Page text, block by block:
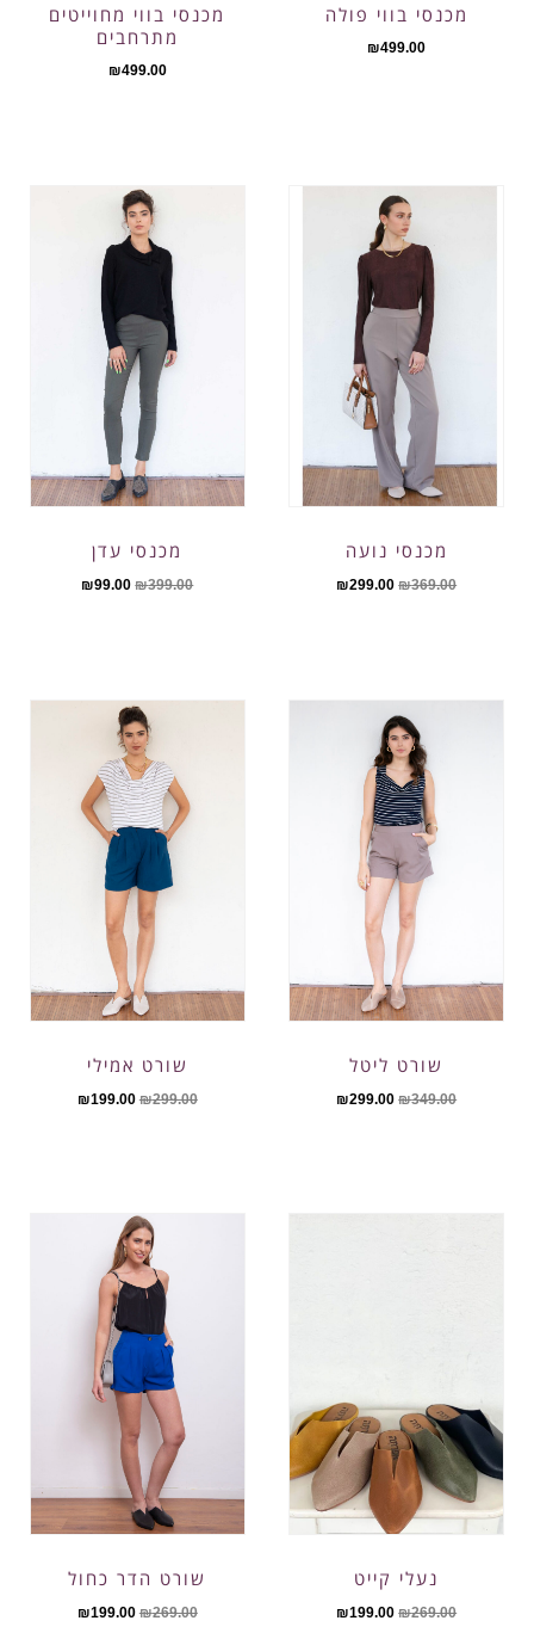
מכנסי בווי פולה
₪499.00
מכנסי בווי מחוייטים
מתרחבים
₪499.00
מכנסי נועה
₪369.00
₪299.00
מכנסי עדן
₪399.00
₪99.00
שורט ליטל
₪349.00
₪299.00
שורט אמילי
₪299.00
₪199.00
נעלי קייט
₪269.00
₪199.00
שורט הדר כחול
₪269.00
₪199.00